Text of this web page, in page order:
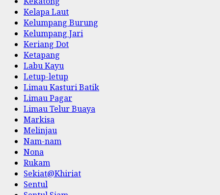
Kelapa Laut
Kelumpang Burung
Kelumpang Jari
Keriang Dot
Ketapang
Labu Kayu
Letup-letup
Limau Kasturi Batik
Limau Pagar
Limau Telur Buaya
Markisa
Melinjau
Nam-nam
Nona
Rukam
Sekiat@Khiriat
Sentul